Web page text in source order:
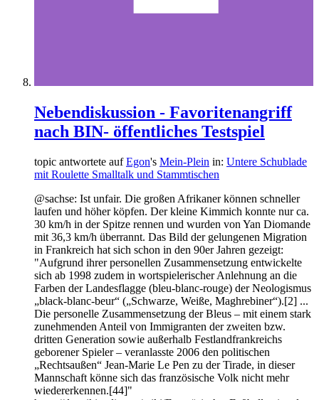
Nebendiskussion - Favoritenangriff
nach BIN- öffentliches Testspiel
topic antwortete aufEgon's Mein-Plein in: Untere Schublade
mit Roulette Smalltalk und Stammtischen
@sachse: Ist unfair. Die großen Afrikaner können schneller
laufen und höher köpfen. Der kleine Kimmich konnte nur ca.
30 km/h in der Spitze rennen und wurden von Yan Diomande
mit 36,3 km/h überrannt. Das Bild der gelungenen Migration
in Frankreich hat sich schon in den 90er Jahren gezeigt:
"Aufgrund ihrer personellen Zusammensetzung entwickelte
sich ab 1998 zudem in wortspielerischer Anlehnung an die
Farben der Landesflagge (bleu-blanc-rouge) der Neologismus
„black-blanc-beur“ („Schwarze, Weiße, Maghrebiner“).[2] ...
Die personelle Zusammensetzung der Bleus – mit einem stark
zunehmenden Anteil von Immigranten der zweiten bzw.
dritten Generation sowie außerhalb Festlandfrankreichs
geborener Spieler – veranlasste 2006 den politischen
„Rechtsaußen“ Jean-Marie Le Pen zu der Tirade, in dieser
Mannschaft könne sich das französische Volk nicht mehr
wiedererkennen.[44]"